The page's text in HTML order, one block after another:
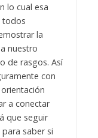
lo cual esa
todos
la
nuestro
de rasgos. Así
con
a conectar
que seguir
saber si